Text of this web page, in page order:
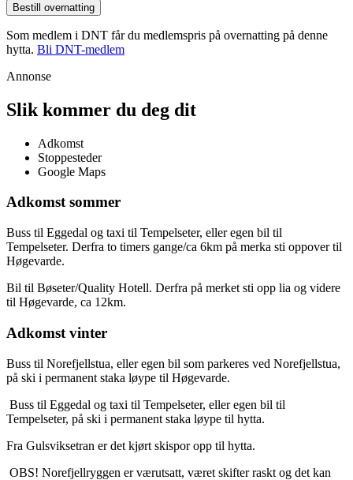
Bestill overnatting
Som medlem i DNT får du medlemspris på overnatting på denne
hytta. Bli DNT-medlem
Annonse
Slik kommer du deg dit
Adkomst
Stoppesteder
Google Maps
Adkomst sommer
Buss til Eggedal og taxi til Tempelseter, eller egen bil til
Tempelseter. Derfra to timers gange/ca 6km på merka sti oppover til
Høgevarde.
Bil til Bøseter/Quality Hotell. Derfra på merket sti opp lia og videre
til Høgevarde, ca 12km.
Adkomst vinter
Buss til Norefjellstua, eller egen bil som parkeres ved Norefjellstua,
på ski i permanent staka løype til Høgevarde.
Buss til Eggedal og taxi til Tempelseter, eller egen bil til
Tempelseter, på ski i permanent staka løype til hytta.
Fra Gulsviksetran er det kjørt skispor opp til hytta.
OBS! Norefjellryggen er værutsatt, været skifter raskt og det kan